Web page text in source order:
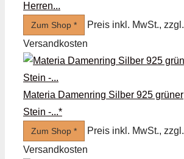
Herren...
Zum Shop *
Preis inkl. MwSt., zzgl.
Versandkosten
Materia Damenring Silber 925 grüner
Stein -...*
Zum Shop *
Preis inkl. MwSt., zzgl.
Versandkosten